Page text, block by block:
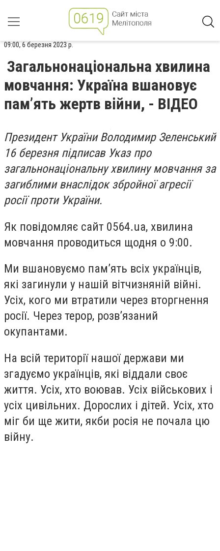
09:00, 6 березня 2023 р.
Загальнонаціональна хвилина
мовчання: Україна вшановує
пам’ять жертв війни, - ВІДЕО
Президент України Володимир Зеленський
16 березня підписав Указ про
загальнонаціональну хвилину мовчання за
загиблими внаслідок збройної агресії
росії проти України.
Як повідомляє сайт 0564.ua, хвилина
мовчання проводиться щодня о 9:00.
Ми вшановуємо памʼять всіх українців,
які загинули у нашій вітчизняній війні.
Усіх, кого ми втратили через вторгнення
росії. Через терор, розвʼязаний
окупантами.
На всій території нашої держави ми
згадуємо українців, які віддали своє
життя. Усіх, хто воював. Усіх військових і
усіх цивільних. Дорослих і дітей. Усіх, хто
міг би ще жити, якби росія не почала цю
війну.